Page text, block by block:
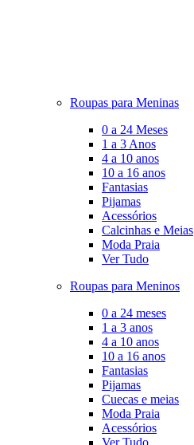
Roupas para Meninas
0 a 24 Meses
1 a 3 Anos
4 a 10 anos
10 a 16 anos
Fantasias
Pijamas
Acessórios
Calcinhas e Meias
Moda Praia
Ver Tudo
Roupas para Meninos
0 a 24 meses
1 a 3 anos
4 a 10 anos
10 a 16 anos
Fantasias
Pijamas
Cuecas e meias
Moda Praia
Acessórios